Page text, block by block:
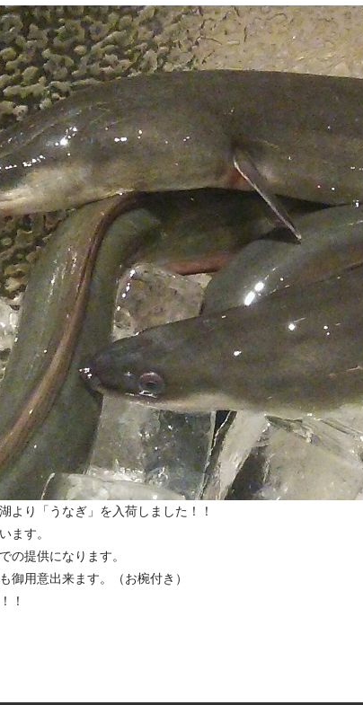
より「うなぎ」を入荷しました！！
ます。
の提供になります。
御用意出来ます。（お椀付き）
！